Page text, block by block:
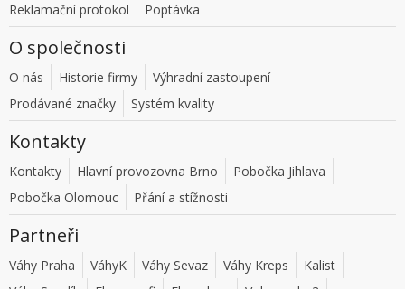
Reklamační protokol
Poptávka
O společnosti
O nás Historie firmy
Výhradní zastoupení
Prodávané značky
Systém kvality
Kontakty
Kontakty Hlavní provozovna Brno
Pobočka Jihlava
Pobočka Olomouc
Přání a stížnosti
Partneři
Váhy Praha VáhyK Váhy Sevaz Váhy Kreps
Kalist